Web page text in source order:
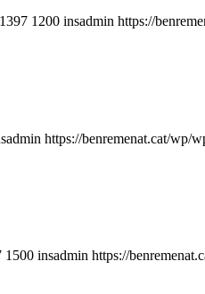
1397 1200 insadmin https://
https://benremenat.cat/wp/
1500 insadmin https://